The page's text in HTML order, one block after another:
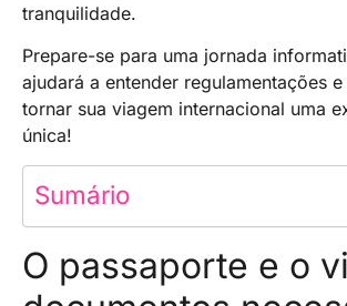
tranquilidade.
Prepare-se para uma jornada
ajudará a entender regulamentações
tornar sua viagem internacional uma
única!
Sumário
O passaporte e o